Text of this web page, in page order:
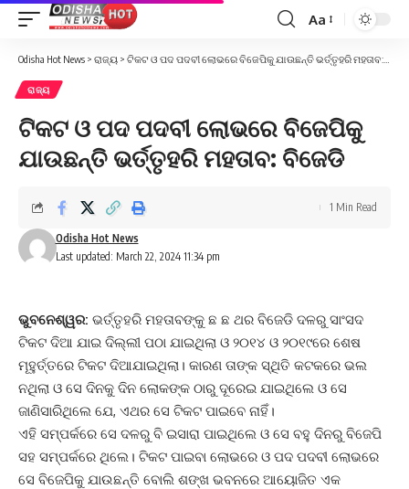
Font
Resizer
Aa
Odisha Hot News > ରାଜ୍ୟ > ଟିକଟ ଓ ପଦ ପଦବୀ ଲୋଭରେ ବିଜେପିକୁ ଯାଉଛନ୍ତି ଭର୍ତ୍ତୃହରି ମହତାବ: ବିଜେଡି
ରାଜ୍ୟ
ଟିକଟ ଓ ପଦ ପଦବୀ ଲୋଭରେ ବିଜେପିକୁ
ଯାଉଛନ୍ତି ଭର୍ତ୍ତୃହରି ମହତାବ: ବିଜେଡି
Last updated: March 22, 2024 11:34 pm
Odisha Hot News
1 Min Read
ଭୁବନେଶ୍ୱର: ଭର୍ତ୍ତୃହରି ମହତାବଙ୍କୁ ଛ ଛ ଥର ବିଜେଡି ଦଳରୁ ସାଂସଦ
ଟିକଟ ଦିଆ ଯାଇ ଦିଲ୍ଲୀ ପଠା ଯାଇଥିଲା ଓ ୨୦୧୪ ଓ ୨୦୧୯ରେ ଶେଷ
ମୂହୁର୍ତ୍ତରେ ଟିକଟ ଦିଆଯାଇଥିଲା। କାରଣ ତାଙ୍କ ସ୍ଥିତି କଟକରେ ଭଲ
ନଥିଲା ଓ ସେ ଦିନକୁ ଦିନ ଲୋକଙ୍କ ଠାରୁ ଦୂରେଇ ଯାଇଥିଲେ ଓ ସେ
ଜାଣିସାରିଥିଲେ ଯେ, ଏଥର ସେ ଟିକଟ ପାଇବେ ନାହିଁ।
ଏହି ସମ୍ପର୍କରେ ସେ ଦଳରୁ ବି ଇସାରା ପାଇଥିଲେ ଓ ସେ ବହୁ ଦିନରୁ ବିଜେପି
ସହ ସମ୍ପର୍କରେ ଥିଲେ। ଟିକଟ ପାଇବା ଲୋଭରେ ଓ ପଦ ପଦବୀ ଲୋଭରେ
ସେ ବିଜେପିକୁ ଯାଉଛନ୍ତି ବୋଲି ଶଙ୍ଖ ଭବନରେ ଆୟୋଜିତ ଏକ